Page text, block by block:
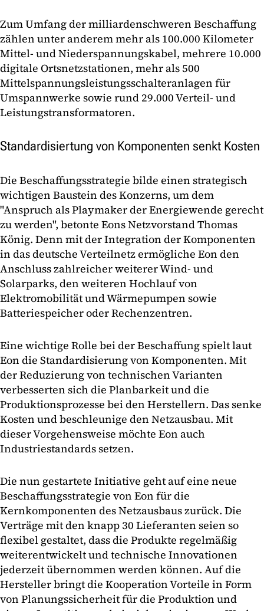
Zum Umfang der milliardenschweren Beschaffung
zählen unter anderem mehr als 100.000 Kilometer
Mittel- und Niederspannungskabel, mehrere 10.000
digitale Ortsnetzstationen, mehr als 500
Mittelspannungsleistungsschalteranlagen für
Umspannwerke sowie rund 29.000 Verteil- und
Leistungstransformatoren.
Standardisiertung von Komponenten senkt Kosten
Die Beschaffungsstrategie bilde einen strategisch
wichtigen Baustein des Konzerns, um dem
"Anspruch als Playmaker der Energiewende gerecht
zu werden", betonte Eons Netzvorstand Thomas
König. Denn mit der Integration der Komponenten
in das deutsche Verteilnetz ermögliche Eon den
Anschluss zahlreicher weiterer Wind- und
Solarparks, den weiteren Hochlauf von
Elektromobilität und Wärmepumpen sowie
Batteriespeicher oder Rechenzentren.
Eine wichtige Rolle bei der Beschaffung spielt laut
Eon die Standardisierung von Komponenten. Mit
der Reduzierung von technischen Varianten
verbesserten sich die Planbarkeit und die
Produktionsprozesse bei den Herstellern. Das senke
Kosten und beschleunige den Netzausbau. Mit
dieser Vorgehensweise möchte Eon auch
Industriestandards setzen.
Die nun gestartete Initiative geht auf eine neue
Beschaffungsstrategie von Eon für die
Kernkomponenten des Netzausbaus zurück. Die
Verträge mit den knapp 30 Lieferanten seien so
flexibel gestaltet, dass die Produkte regelmäßig
weiterentwickelt und technische Innovationen
jederzeit übernommen werden können. Auf die
Hersteller bringt die Kooperation Vorteile in Form
von Planungssicherheit für die Produktion und